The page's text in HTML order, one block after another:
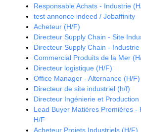
Responsable Achats - Industrie
test annonce indeed / Jobaffinity
Acheteur (H/F)
Directeur Supply Chain - Site
Directeur Supply Chain - Industrie
Commercial Produits de la Mer
Directeur logistique (H/F)
Office Manager - Alternance (H/F)
Directeur de site industriel (h/f)
Directeur Ingénierie et Production
Lead Buyer Matières Premières -
H/F
Acheteur Projets Industriels (H/F)